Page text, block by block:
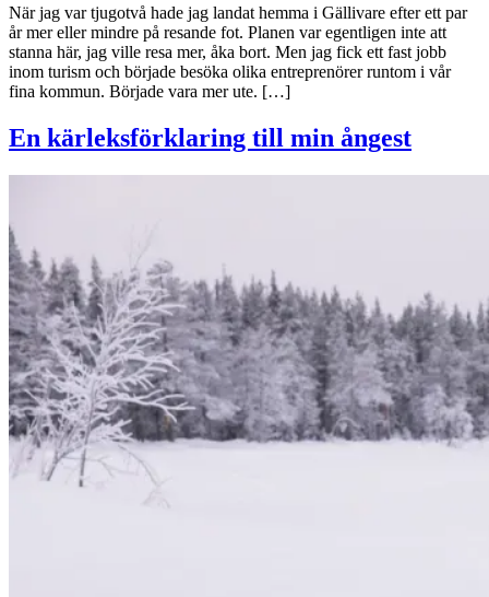
När jag var tjugotvå hade jag landat hemma i Gällivare efter ett par
år mer eller mindre på resande fot. Planen var egentligen inte att
stanna här, jag ville resa mer, åka bort. Men jag fick ett fast jobb
inom turism och började besöka olika entreprenörer runtom i vår
fina kommun. Började vara mer ute. […]
En kärleksförklaring till min ångest